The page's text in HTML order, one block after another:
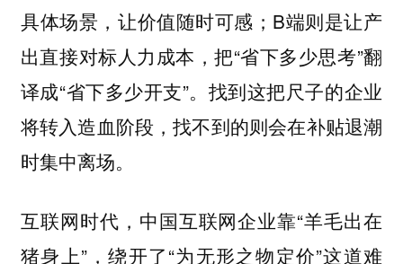
具体场景，让价值随时可感；B端则是让产
出直接对标人力成本，把“省下多少思考”翻
译成“省下多少开支”。找到这把尺子的企业
将转入造血阶段，找不到的则会在补贴退潮
时集中离场。
互联网时代，中国互联网企业靠“羊毛出在
猪身上”，绕开了“为无形之物定价”这道难